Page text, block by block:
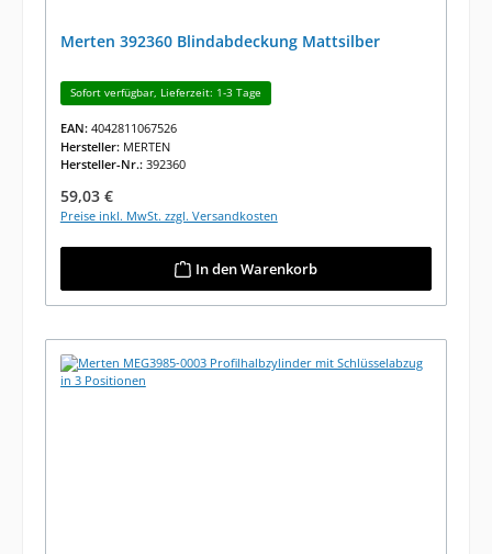
Merten 392360 Blindabdeckung Mattsilber
Sofort verfügbar, Lieferzeit: 1-3 Tage
EAN: 4042811067526
Hersteller: MERTEN
Hersteller-Nr.: 392360
Regulärer Preis:
59,03 €
Preise inkl. MwSt. zzgl. Versandkosten
In den Warenkorb